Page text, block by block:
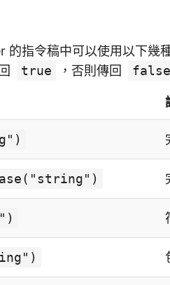
的指令稿中可以使用以下幾
true ，否則傳回 false